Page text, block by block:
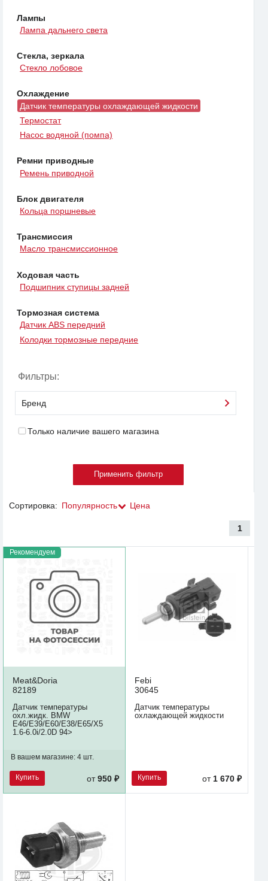
Лампы
Лампа дальнего света
Стекла, зеркала
Стекло лобовое
Охлаждение
Датчик температуры охлаждающей жидкости
Термостат
Насос водяной (помпа)
Ремни приводные
Ремень приводной
Блок двигателя
Кольца поршневые
Трансмиссия
Масло трансмиссионное
Ходовая часть
Подшипник ступицы задней
Тормозная система
Датчик ABS передний
Колодки тормозные передние
Фильтры:
Бренд
Только наличие вашего магазина
Сортировка: Популярность Цена
1
Рекомендуем
Meat&Doria
82189
Датчик температуры
охл.жидк. BMW
E46/E39/E60/E38/E65/X5
1.6-6.0i/2.0D 94>
В вашем магазине: 4 шт.
Купить от950 ₽
Febi
30645
Датчик температуры
охлаждающей жидкости
Купить от1 670 ₽